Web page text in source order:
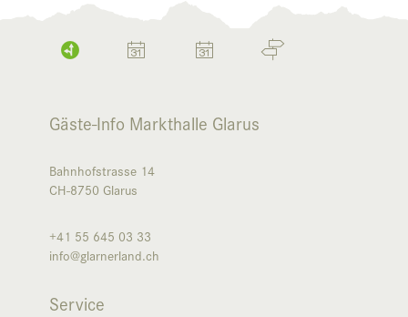
Gäste-Info Markthalle Glarus
Bahnhofstrasse 14
CH-8750 Glarus
+41 55 645 03 33
info@glarnerland.ch
Service